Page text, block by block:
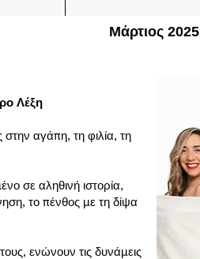
Μάρτιος 2025
Λέξη
αγάπη, τη φιλία, τη
σε αληθινή ιστορία,
το πένθος με τη δίψα
ενώνουν τις δυνάμεις